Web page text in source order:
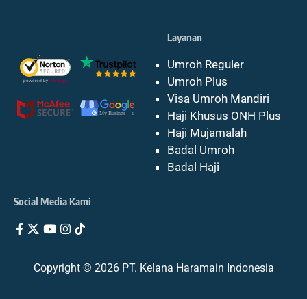
Rp 35.500.000
PLATINUM
Saudia/Garuda 12 Hari
Layanan
Umroh Reguler
Umroh Plus
Visa Umroh Mandiri
Haji Khusus ONH Plus
Haji Mujamalah
Badal Umroh
Badal Haji
Social Media Kami
Copyright © 2026 PT. Kelana Haramain Indonesia